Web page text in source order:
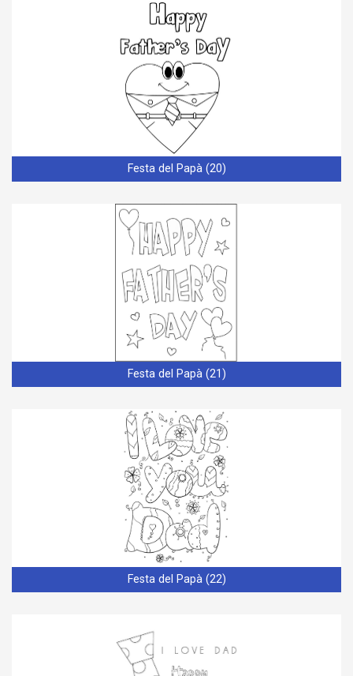
Festa del Papà (20)
Festa del Papà (21)
Festa del Papà (22)